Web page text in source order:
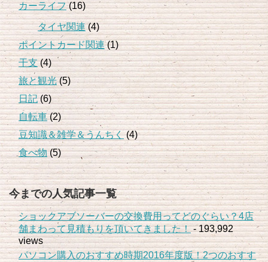
カーライフ(16)
タイヤ関連(4)
ポイントカード関連(1)
干支(4)
旅と観光(5)
日記(6)
自転車(2)
豆知識＆雑学＆うんちく(4)
食べ物(5)
今までの人気記事一覧
ショックアブソーバーの交換費用ってどのぐらい？4店
舗まわって見積もりを頂いてきました！- 193,992
views
パソコン購入のおすすめ時期2016年度版！2つのおすす